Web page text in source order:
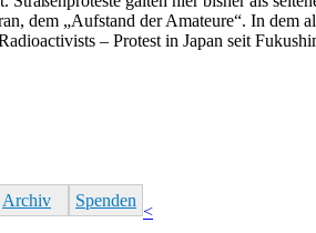
dem „Aufstand der Amateure“. In
– Protest in Japan seit
Archiv Spenden
<